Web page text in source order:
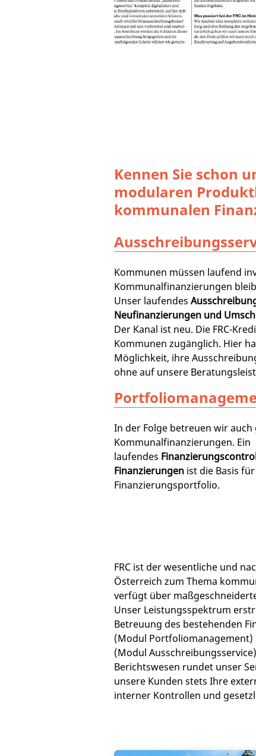
Kennen Sie schon
modularen
kommunalen
Kommunen müssen laufend
Kommunalfinanzierungen
Unser laufendes
Neufinanzierungen und
Der Kanal ist neu. Die FRC-
Kommunen zugänglich. Hier
Möglichkeit, ihre
ohne auf unsere
In der Folge betreuen wir
Kommunalfinanzierungen. Ein
laufendes
Finanzierungen ist die Basis
Finanzierungsportfolio.
FRC ist der wesentliche und
Österreich zum Thema
verfügt über
Unser Leistungsspektrum
Betreuung des bestehenden
(Modul Portfoliomanagement)
(Modul
Berichtswesen rundet unser
unsere Kunden stets Ihre
interner Kontrollen und